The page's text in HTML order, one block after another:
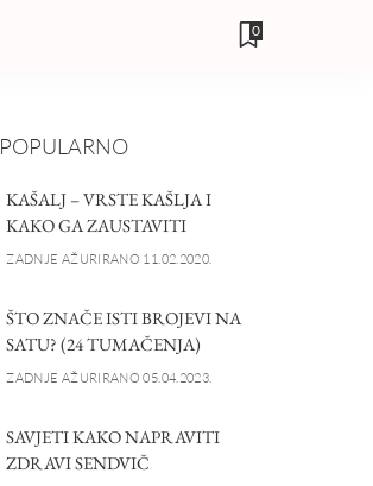
0
POPULARNO
KAŠALJ – VRSTE KAŠLJA I
KAKO GA ZAUSTAVITI
ZADNJE AŽURIRANO 11.02.2020.
ŠTO ZNAČE ISTI BROJEVI NA
SATU? (24 TUMAČENJA)
ZADNJE AŽURIRANO 05.04.2023.
SAVJETI KAKO NAPRAVITI
ZDRAVI SENDVIČ